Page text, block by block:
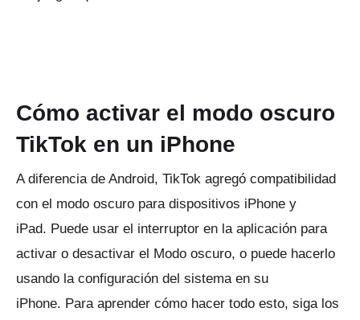
Cómo activar el modo oscuro
TikTok en un iPhone
A diferencia de Android, TikTok agregó compatibilidad
con el modo oscuro para dispositivos iPhone y
iPad. Puede usar el interruptor en la aplicación para
activar o desactivar el Modo oscuro, o puede hacerlo
usando la configuración del sistema en su
iPhone. Para aprender cómo hacer todo esto, siga los